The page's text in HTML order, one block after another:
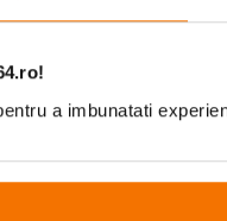
a imbunatati